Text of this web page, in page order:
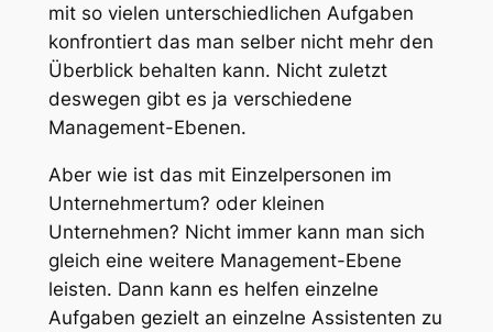
mit so vielen unterschiedlichen Aufgaben
konfrontiert das man selber nicht mehr den
Überblick behalten kann. Nicht zuletzt
deswegen gibt es ja verschiedene
Management-Ebenen.
Aber wie ist das mit Einzelpersonen im
Unternehmertum? oder kleinen
Unternehmen? Nicht immer kann man sich
gleich eine weitere Management-Ebene
leisten. Dann kann es helfen einzelne
Aufgaben gezielt an einzelne Assistenten zu